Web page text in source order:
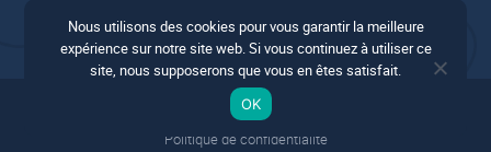
Mentions légales
Conditions générales
Politique de confidentialité
Nous utilisons des cookies pour vous garantir la meilleure
expérience sur notre site web. Si vous continuez à utiliser ce
site, nous supposerons que vous en êtes satisfait.
OK